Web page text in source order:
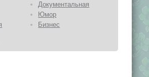
Документальная
Юмор
Бизнес